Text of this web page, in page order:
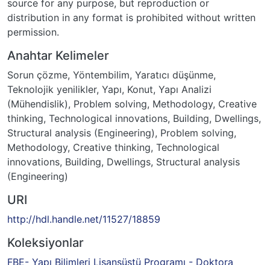
source for any purpose, but reproduction or
distribution in any format is prohibited without written
permission.
Anahtar Kelimeler
Sorun çözme, Yöntembilim, Yaratıcı düşünme,
Teknolojik yenilikler, Yapı, Konut, Yapı Analizi
(Mühendislik), Problem solving, Methodology, Creative
thinking, Technological innovations, Building, Dwellings,
Structural analysis (Engineering), Problem solving,
Methodology, Creative thinking, Technological
innovations, Building, Dwellings, Structural analysis
(Engineering)
URI
http://hdl.handle.net/11527/18859
Koleksiyonlar
FBE- Yapı Bilimleri Lisansüstü Programı - Doktora